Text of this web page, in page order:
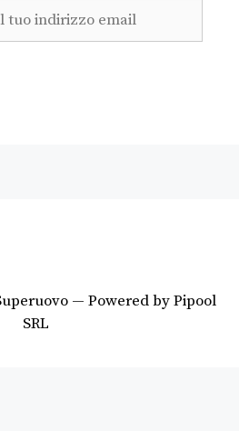
— Powered by Pipool
SRL